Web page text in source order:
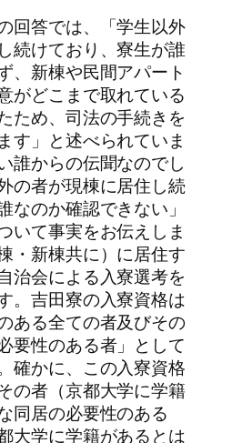
回答では、「学生以外
続けており、寮生が誰
、新棟や民間アパート
がどこまで取れている
ため、司法の手続きを
す」と述べられていま
誰からの伝聞なのでし
の者が現棟に居住し続
なのか確認できない」
いて事実をお伝えしま
・新棟共に）に居住す
治会による入寮選考を
。吉田寮の入寮資格は
ある全ての者及びその
要性のある者」として
確かに、この入寮資格
の者（京都大学に学籍
同居の必要性のある
大学に学籍があるとは